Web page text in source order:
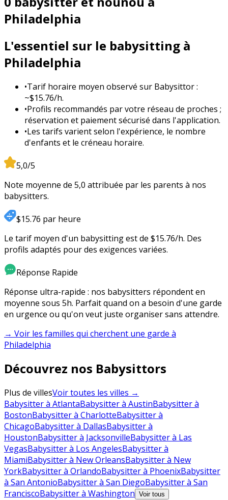
Philadelphia
L'essentiel sur le babysitting à
Philadelphia
•Tarif horaire moyen observé sur Babysittor :
~$15.76/h.
•Profils recommandés par votre réseau de proches ;
réservation et paiement sécurisé dans l'application.
•Les tarifs varient selon l'expérience, le nombre
d'enfants et le créneau horaire.
5,0/5
Note moyenne de 5,0 attribuée par les parents à nos
babysitters.
$15.76 par heure
Le tarif moyen d'un babysitting est de $15.76/h. Des
profils adaptés pour des exigences variées.
Réponse Rapide
Réponse ultra-rapide : nos babysitters répondent en
moyenne sous 5h. Parfait quand on a besoin d'une garde
en urgence ou qu'on veut juste organiser sans attendre.
→ Voir les familles qui cherchent une garde à
Philadelphia
Découvrez nos Babysittors
Plus de villesVoir toutes les villes →
Babysitter à AtlantaBabysitter à AustinBabysitter à
BostonBabysitter à CharlotteBabysitter à
ChicagoBabysitter à DallasBabysitter à
HoustonBabysitter à JacksonvilleBabysitter à Las
VegasBabysitter à Los AngelesBabysitter à
MiamiBabysitter à New OrleansBabysitter à New
YorkBabysitter à OrlandoBabysitter à PhoenixBabysitter
à San AntonioBabysitter à San DiegoBabysitter à San
FranciscoBabysitter à Washington Voir tous